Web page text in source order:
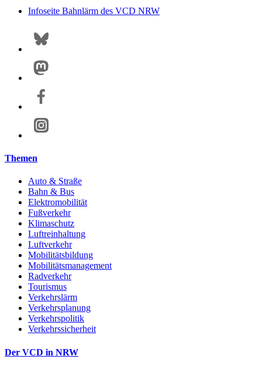
Infoseite Bahnlärm des VCD NRW
Themen
Auto & Straße
Bahn & Bus
Elektromobilität
Fußverkehr
Klimaschutz
Luftreinhaltung
Luftverkehr
Mobilitätsbildung
Mobilitätsmanagement
Radverkehr
Tourismus
Verkehrslärm
Verkehrsplanung
Verkehrspolitik
Verkehrssicherheit
Der VCD in NRW